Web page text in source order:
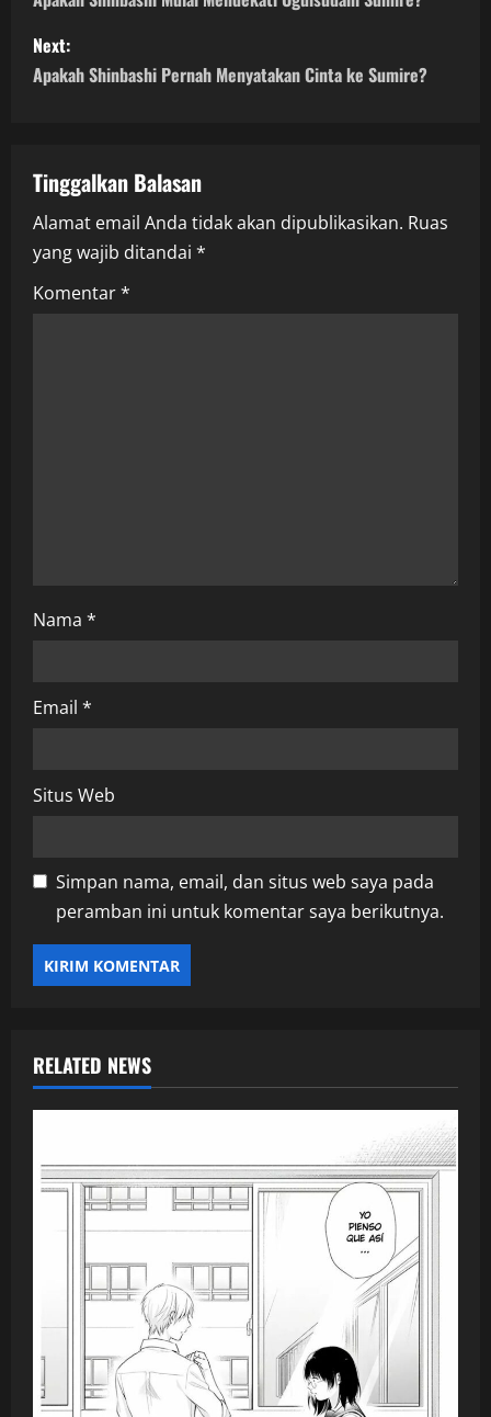
s
t
a
v
i
Next:
Apakah Shinbashi Pernah Menyatakan Cinta ke Sumire?
Tinggalkan Balasan
Alamat email Anda tidak akan dipublikasikan. Ruas
yang wajib ditandai *
Komentar*
Nama *
Email *
Situs Web
Simpan nama, email, dan situs web saya pada
peramban ini untuk komentar saya berikutnya.
RELATED NEWS